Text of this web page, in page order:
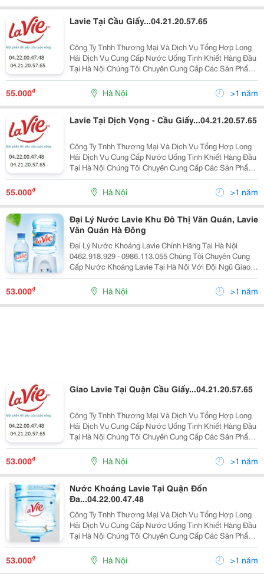
Lavie Tại Cầu Giấy...04.21.20.57.65
Công Ty Tnhh Thương Mại Và Dịch Vụ Tổng Hợp Long
Hải Dịch Vụ Cung Cấp Nước Uống Tinh Khiết Hàng Đầu
Tại Hà Nội Chúng Tôi Chuyên Cung Cấp Các Sản Phẩm
Về Nước Khoáng , Nước Uống Tinh Khiết Đạt Tiêu
Chuẩn Hàng Việt Nam Chất Lượng Cao ( Iso 9001-2
55.000₫ Hà Nội >1 năm
Lavie Tại Dịch Vọng - Cầu Giấy...04.21.20.57.65
Công Ty Tnhh Thương Mại Và Dịch Vụ Tổng Hợp Long
Hải Dịch Vụ Cung Cấp Nước Uống Tinh Khiết Hàng Đầu
Tại Hà Nội Chúng Tôi Chuyên Cung Cấp Các Sản Phẩm
Về Nước Khoáng , Nước Uống Tinh Khiết Đạt Tiêu
Chuẩn Hàng Việt Nam Chất Lượng Cao ( Iso 9001-2
55.000₫ Hà Nội >1 năm
Đại Lý Nước Lavie Khu Đô Thị Văn Quán, Lavie
Văn Quán Hà Đông
Đại Lý Nước Khoáng Lavie Chính Hãng Tại Hà Nội
0462.918.929 - 0986.113.055 Chúng Tôi Chuyên Cung
Cấp Nước Khoáng Lavie Tại Hà Nội Với Đội Ngũ Giao
Hàng Chuyên Nghiệp Chúng Tôi Xin Cam Kết: - Giao
Hàng Nhanh - Đúng Giá Sản Phẩm - Đảm Bả
53.000₫ Hà Nội >1 năm
Giao Lavie Tại Quận Cầu Giấy...04.21.20.57.65
Công Ty Tnhh Thương Mại Và Dịch Vụ Tổng Hợp Long
Hải Dịch Vụ Cung Cấp Nước Uống Tinh Khiết Hàng Đầu
Tại Hà Nội Chúng Tôi Chuyên Cung Cấp Các Sản Phẩm
Về Nước Khoáng , Nước Uống Tinh Khiết Đạt Tiêu
Chuẩn Hàng Việt Nam Chất Lượng Cao ( Iso 9001-2
53.000₫ Hà Nội >1 năm
Nước Khoáng Lavie Tại Quận Đốn
Đa...04.22.00.47.48
Công Ty Tnhh Thương Mại Và Dịch Vụ Tổng Hợp Long
Hải Dịch Vụ Cung Cấp Nước Uống Tinh Khiết Hàng Đầu
Tại Hà Nội Chúng Tôi Chuyên Cung Cấp Các Sản Phẩm
Về Nước Khoáng , Nước Uống Tinh Khiết Đạt Tiêu
Chuẩn Hàng Việt Nam Chất Lượng Cao ( Iso 9001-2
53.000₫ Hà Nội >1 năm